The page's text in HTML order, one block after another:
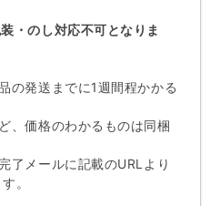
・のし対応不可となりま
の発送までに1週間程かかる
、価格のわかるものは同梱
了メールに記載のURLより
。